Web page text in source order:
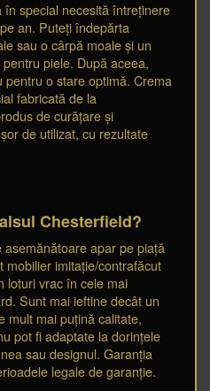
special necesită întreținere
an. Puteți îndepărta
sau o cârpă moale și un
piele. După aceea,
o stare optimă. Crema
fabricată de la
de curățare și
de utilizat, cu rezultate
Chesterfield?
apar pe piață
mobilier imitație/contrafăcut
loturi vrac în cele mai
Sunt mai ieftine decât un
mult mai puțină calitate,
pot fi adaptate la dorințele
sau designul. Garanția
legale de garanție.